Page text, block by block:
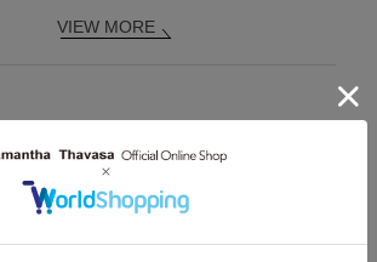
VIEW MORE
ITEMS